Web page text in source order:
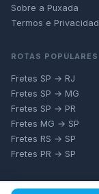
Sobre a Puxada
Termos e
ROTAS POPULARES
Fretes SP → RJ
Fretes SP → MG
Fretes SP → PR
Fretes MG → SP
Fretes RS → SP
Fretes PR → SP